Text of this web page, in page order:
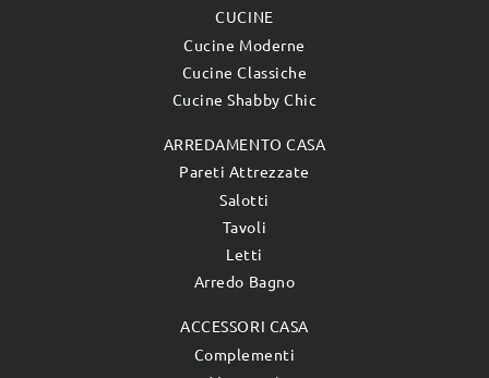
CUCINE
Cucine Moderne
Cucine Classiche
Cucine Shabby Chic
ARREDAMENTO CASA
Pareti Attrezzate
Salotti
Tavoli
Letti
Arredo Bagno
ACCESSORI CASA
Complementi